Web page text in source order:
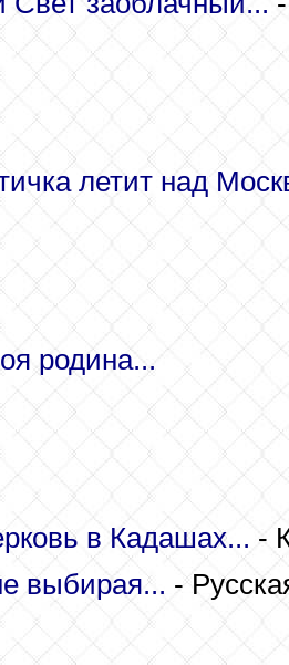
летит над
родина...
в Кадашах... -
выбирая... -